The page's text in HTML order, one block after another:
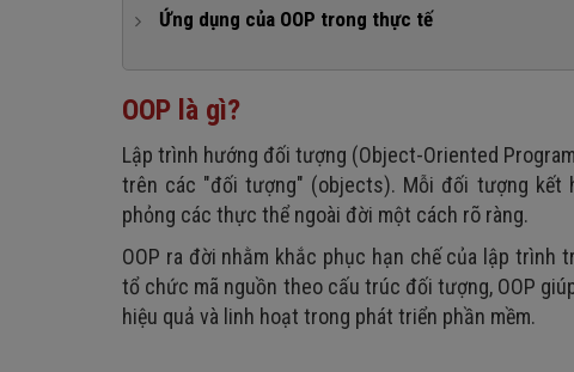
3. Tính kế thừa (Inheritance)
2. Object (Đối tượng)
1. Ưu điểm của object-oriented programming
Ứng dụng của OOP trong thực tế
2. Ứng dụng trong phát triển phần mềm
OOP là gì?
Lập trình hướng đối tượng (Object-Oriented
trên các "đối tượng" (objects). Mỗi đối tượng kết
phỏng các thực thể ngoài đời một cách rõ ràng.
OOP ra đời nhằm khắc phục hạn chế của lập
tổ chức mã nguồn theo cấu trúc đối tượng, OOP
hiệu quả và linh hoạt trong phát triển phần mềm.